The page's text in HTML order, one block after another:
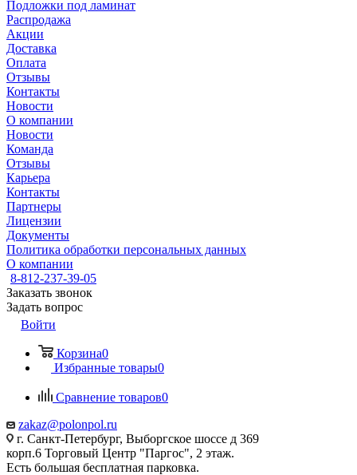
Подложки под ламинат
Распродажа
Акции
Доставка
Оплата
Отзывы
Контакты
Новости
О компании
Новости
Команда
Отзывы
Карьера
Контакты
Партнеры
Лицензии
Документы
Политика обработки персональных данных
О компании
8-812-237-39-05
Заказать звонок
Задать вопрос
Войти
Корзина0
Избранные товары0
Сравнение товаров0
zakaz@polonpol.ru
г. Санкт-Петербург, Выборгское шоссе д 369
корп.6 Торговый Центр "Паргос", 2 этаж.
Есть большая бесплатная парковка.